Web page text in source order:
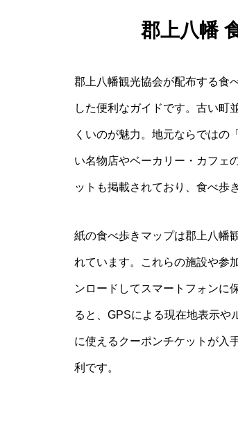
郡上八幡
郡上八幡観光協会が配布する食
した便利なガイドです。古い町
くいのが魅力。地元ならではの
い名物店やベーカリー・カフェ
ットも掲載されており、食べ歩
紙の食べ歩きマップは郡上八幡
れています。これらの施設や参
ンロードしてスマートフォンに
ると、GPSによる現在地表示や
に使えるクーポンチケットが入
利です。